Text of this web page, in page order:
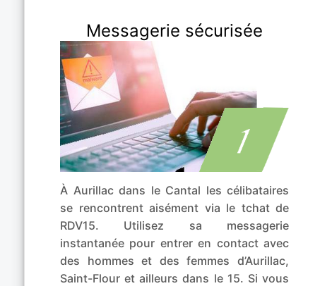
Messagerie sécurisée
À Aurillac dans le Cantal les célibataires
se rencontrent aisément via le tchat de
RDV15. Utilisez sa messagerie
instantanée pour entrer en contact avec
des hommes et des femmes d’Aurillac,
Saint-Flour et ailleurs dans le 15. Si vous